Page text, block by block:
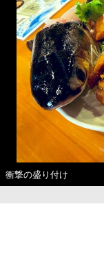
衝撃の盛り付け